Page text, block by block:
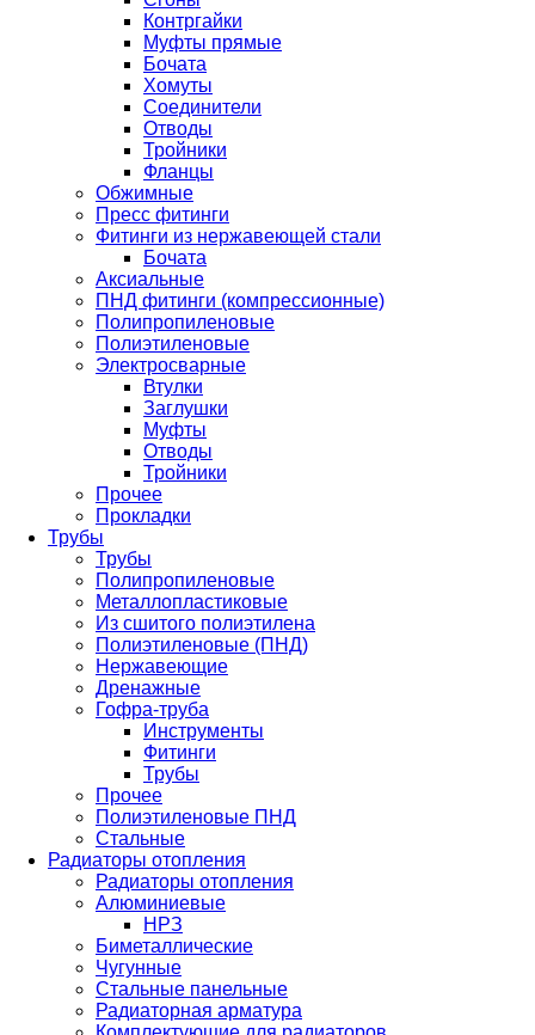
Контргайки
Муфты прямые
Бочата
Хомуты
Соединители
Отводы
Тройники
Фланцы
Обжимные
Пресс фитинги
Фитинги из нержавеющей стали
Бочата
Аксиальные
ПНД фитинги (компрессионные)
Полипропиленовые
Полиэтиленовые
Электросварные
Втулки
Заглушки
Муфты
Отводы
Тройники
Прочее
Прокладки
Трубы
Трубы
Полипропиленовые
Металлопластиковые
Из сшитого полиэтилена
Полиэтиленовые (ПНД)
Нержавеющие
Дренажные
Гофра-труба
Инструменты
Фитинги
Трубы
Прочее
Полиэтиленовые ПНД
Стальные
Радиаторы отопления
Радиаторы отопления
Алюминиевые
НРЗ
Биметаллические
Чугунные
Стальные панельные
Радиаторная арматура